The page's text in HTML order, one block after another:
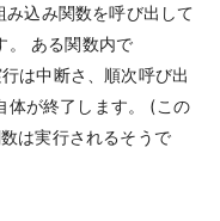
込み関数を呼び出して
。 ある関数内で
は中断さ、順次呼び出
体が終了します。 (この
は実行されるそうで